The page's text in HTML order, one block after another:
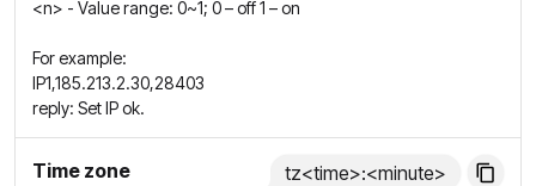
<n> - Value range: 0~1; 0 – off 1 – on
For example:
IP1,185.213.2.30,28403
reply: Set IP ok.
Time zone tz<time>:<minute>